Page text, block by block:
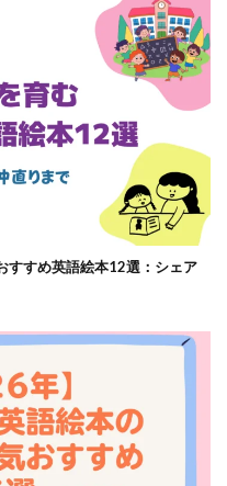
すすめ英語絵本12選：シェア